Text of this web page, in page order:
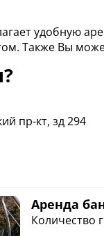
удобную
Также Вы
пр-кт, зд 294
Аренда
Количество